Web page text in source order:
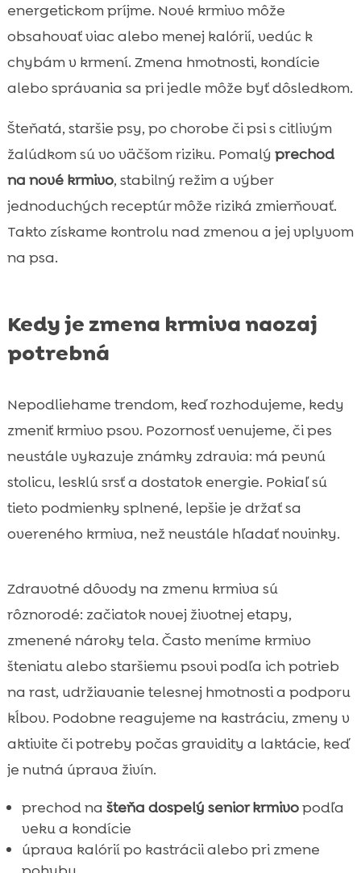
energetickom príjme. Nové krmivo môže
obsahovať viac alebo menej kalórií, vedúc k
chybám v krmení. Zmena hmotnosti, kondície
alebo správania sa pri jedle môže byť dôsledkom.
Šteňatá, staršie psy, po chorobe či psi s citlivým
žalúdkom sú vo väčšom riziku. Pomalý prechod
na nové krmivo, stabilný režim a výber
jednoduchých receptúr môže riziká zmierňovať.
Takto získame kontrolu nad zmenou a jej vplyvom
na psa.
Kedy je zmena krmiva naozaj
potrebná
Nepodliehame trendom, keď rozhodujeme, kedy
zmeniť krmivo psov. Pozornosť venujeme, či pes
neustále vykazuje známky zdravia: má pevnú
stolicu, lesklú srsť a dostatok energie. Pokiaľ sú
tieto podmienky splnené, lepšie je držať sa
overeného krmiva, než neustále hľadať novinky.
Zdravotné dôvody na zmenu krmiva sú
rôznorodé: začiatok novej životnej etapy,
zmenené nároky tela. Často meníme krmivo
šteniatu alebo staršiemu psovi podľa ich potrieb
na rast, udržiavanie telesnej hmotnosti a podporu
kĺbov. Podobne reagujeme na kastráciu, zmeny v
aktivite či potreby počas gravidity a laktácie, keď
je nutná úprava živín.
prechod na šteňa dospelý senior krmivopodľa
veku a kondície
úprava kalórií po kastrácii alebo pri zmene